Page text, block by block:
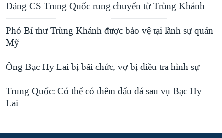
Đảng CS Trung Quốc rung chuyển từ Trùng Khánh
Phó Bí thư Trùng Khánh được bảo vệ tại lãnh sự quán
Mỹ
Ông Bạc Hy Lai bị bãi chức, vợ bị điều tra hình sự
Trung Quốc: Có thể có thêm đấu đá sau vụ Bạc Hy
Lai